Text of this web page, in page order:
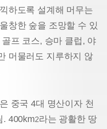
하도록 설계해 머무는
창한 숲을 조망할 수 있
프 코스, 승마 클럽, 야
머물러도 지루하지 않
중국 4대 명산이자 천
. 400km2라는 광활한 땅